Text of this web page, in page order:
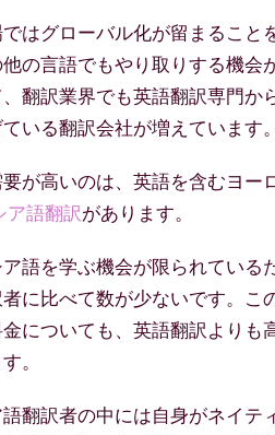
はグローバル化が留まること
の言語でもやり取りする機会
翻訳業界でも英語翻訳専門か
いる翻訳会社が増えています
が高いのは、英語を含むヨー
ア語翻訳があります。
ア語を学ぶ機会が限られている
に比べて数が少ないです。こ
についても、英語翻訳よりも
。
翻訳者の中には自身がネイテ